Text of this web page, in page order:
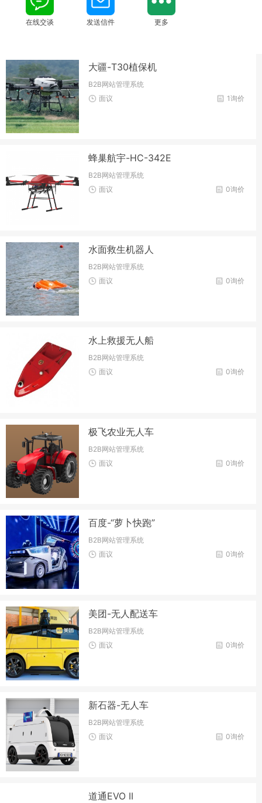
在线交谈 发送信件 更多
大疆-T30植保机
B2B网站管理系统
1询价
面议
蜂巢航宇-HC-342E
B2B网站管理系统
0询价
面议
水面救生机器人
B2B网站管理系统
0询价
面议
水上救援无人船
B2B网站管理系统
0询价
面议
极飞农业无人车
B2B网站管理系统
0询价
面议
百度-“萝卜快跑”
B2B网站管理系统
0询价
面议
美团-无人配送车
B2B网站管理系统
0询价
面议
新石器-无人车
B2B网站管理系统
0询价
面议
道通EVO II